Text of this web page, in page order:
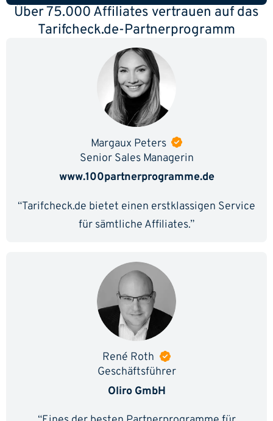
Über 75.000 Affiliates vertrauen auf das
Tarifcheck.de-Partnerprogramm
Margaux Peters
Senior Sales Managerin
www.100partnerprogramme.de
“Tarifcheck.de bietet einen erstklassigen Service
für sämtliche Affiliates.”
René Roth
Geschäftsführer
Oliro GmbH